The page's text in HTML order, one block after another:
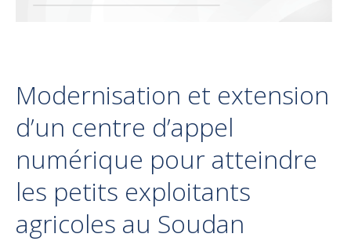
Modernisation et extension
d’un centre d’appel
numérique pour atteindre
les petits exploitants
agricoles au Soudan